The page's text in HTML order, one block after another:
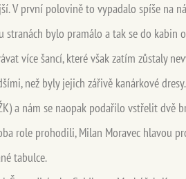
V první polovině to vypadalo spíše na
stranách bylo pramálo a tak se do
více šancí, které však zatím zůstaly
než byly jejich zářivě kanárkové
a nám se naopak podařilo vstřelit
role prohodili, Milan Moravec hlavou
tabulce.